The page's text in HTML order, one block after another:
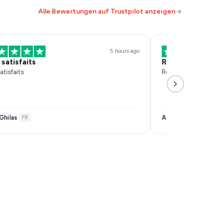
Alle Bewertungen auf Trustpilot anzeigen
5 hours ago
satisfaits
· FR
Réactif et
Réactif et
Anais Samar